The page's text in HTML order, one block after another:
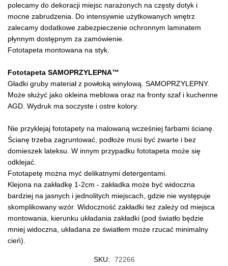
polecamy do dekoracji miejsc narażonych na częsty dotyk i
mocne zabrudzenia. Do intensywnie użytkowanych wnętrz
zalecamy dodatkowe zabezpieczenie ochronnym laminatem
płynnym dostępnym za zamówienie.
Fototapeta montowana na styk.
Fototapeta SAMOPRZYLEPNA™
Gładki gruby materiał z powłoką winylową. SAMOPRZYLEPNY.
Może służyć jako okleina meblowa oraz na fronty szaf i kuchenne
AGD. Wydruk ma soczyste i ostre kolory.
Nie przyklejaj fototapety na malowaną wcześniej farbami ścianę.
Ścianę trzeba zagruntować, podłoże musi być zwarte i bez
domieszek lateksu. W innym przypadku fototapeta może się
odklejać.
Fototapetę można myć delikatnymi detergentami.
Klejona na zakładkę 1-2cm - zakładka może być widoczna
bardziej na jasnych i jednolitych miejscach, gdzie nie występuje
skomplikowany wzór. Widoczność zakładki tez zależy od miejsca
montowania, kierunku układania zakładki (pod światło będzie
mniej widoczna, układana ze światłem może rzucać minimalny
cień).
SKU:
72266